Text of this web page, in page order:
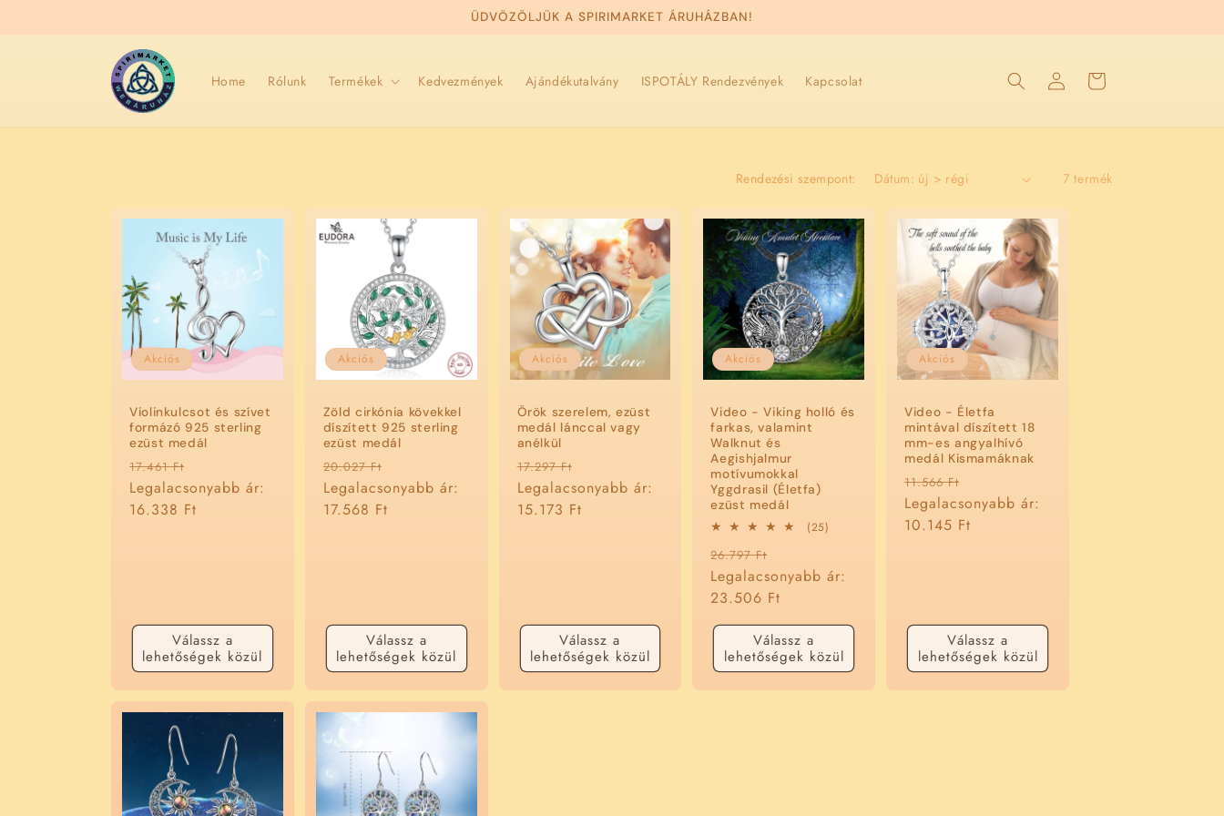
ÜDVÖZÖLJÜK A SPIRIMARKET ÁRUHÁZBAN!
Home Rólunk Termékek Kedvezmények Ajándékutalvány ISPOTÁLY Rendezvények Kapcsolat BejelentkezésKosár
Rendezési szempont: 7 termék
Akciós
Violinkulcsot és szívet
formázó 925 sterling
ezüst medál
Normál
ár
17.461 Ft
ár
Legalacsonyabb ár:
16.338 Ft
Válassz a
lehetőségek közül
Akciós
Zöld cirkónia kövekkel
díszített 925 sterling
ezüst medál
Normál
ár
20.027 Ft
ár
Legalacsonyabb ár:
17.568 Ft
Válassz a
lehetőségek közül
Akciós
Örök szerelem, ezüst
medál lánccal vagy
anélkül
Normál
ár
17.297 Ft
ár
Legalacsonyabb ár:
15.173 Ft
Válassz a
lehetőségek közül
Akciós
Video - Viking holló és
farkas, valamint
Walknut és
Aegishjalmur
motívumokkal
Yggdrasil (Életfa)
ezüst medál
(25)
Normál
ár
26.797 Ft
ár
Legalacsonyabb ár:
23.506 Ft
Válassz a
lehetőségek közül
Akciós
Video - Életfa
mintával díszített 18
mm-es angyalhívó
medál Kismamáknak
Normál
ár
11.566 Ft
ár
Legalacsonyabb ár:
10.145 Ft
Válassz a
lehetőségek közül